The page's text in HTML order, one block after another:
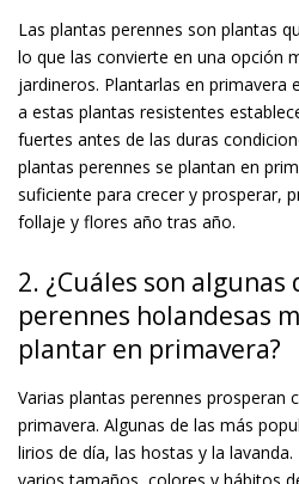
Las plantas perennes son plantas
lo que las convierte en una opción
jardineros. Plantarlas en
a estas plantas resistentes
fuertes antes de las duras
plantas perennes se plantan en
suficiente para crecer y prosperar,
follaje y flores año tras año.
2. ¿Cuáles son algunas
perennes holandesas
plantar en primavera?
Varias plantas perennes prosperan
primavera. Algunas de las más
lirios de día, las hostas y la